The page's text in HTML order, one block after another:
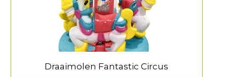
Draaimolen Fantastic Circus